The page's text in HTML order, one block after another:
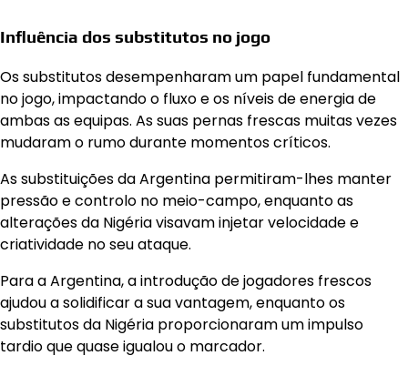
Influência dos substitutos no jogo
Os substitutos desempenharam um papel fundamental
no jogo, impactando o fluxo e os níveis de energia de
ambas as equipas. As suas pernas frescas muitas vezes
mudaram o rumo durante momentos críticos.
As substituições da Argentina permitiram-lhes manter
pressão e controlo no meio-campo, enquanto as
alterações da Nigéria visavam injetar velocidade e
criatividade no seu ataque.
Para a Argentina, a introdução de jogadores frescos
ajudou a solidificar a sua vantagem, enquanto os
substitutos da Nigéria proporcionaram um impulso
tardio que quase igualou o marcador.